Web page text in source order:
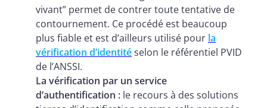
vivant” permet de contrer toute tentative de
contournement. Ce procédé est beaucoup
plus fiable et est d’ailleurs utilisé pour la
vérification d’identitéselon le référentiel PVID
de l’ANSSI.
La vérification par un service
d’authentification : le recours à des solutions